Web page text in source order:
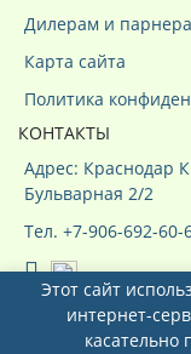
Дилерам и
Карта сайта
Политика
КОНТАКТЫ
Адрес: Краснодар
Бульварная 2/2
Тел. +7-906-692-60-
Этот сайт
интернет-
касательно